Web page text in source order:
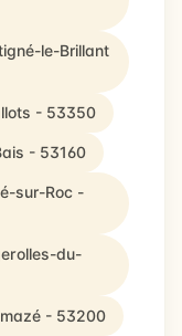
le-Brillant
- 53350
- 53160
sur-Roc -
du-
- 53200